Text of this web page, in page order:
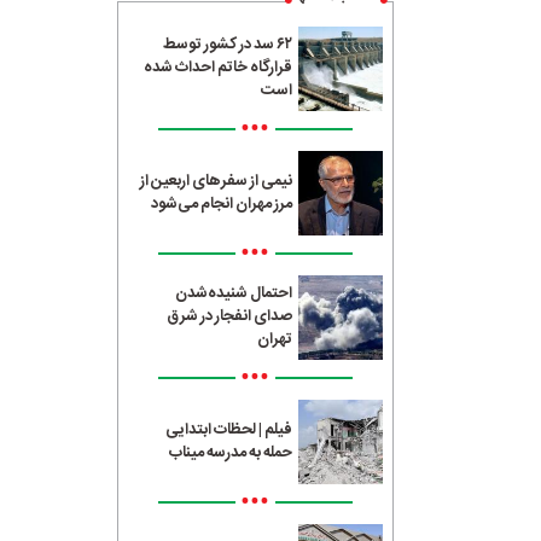
۶۲ سد در کشور توسط
قرارگاه خاتم احداث شده
است
•••
نیمی از سفرهای اربعین از
مرز مهران انجام می‌شود
•••
احتمال شنیده‌شدن
صدای انفجار در شرق
تهران
•••
فیلم | لحظات ابتدایی
حمله به مدرسه میناب
•••